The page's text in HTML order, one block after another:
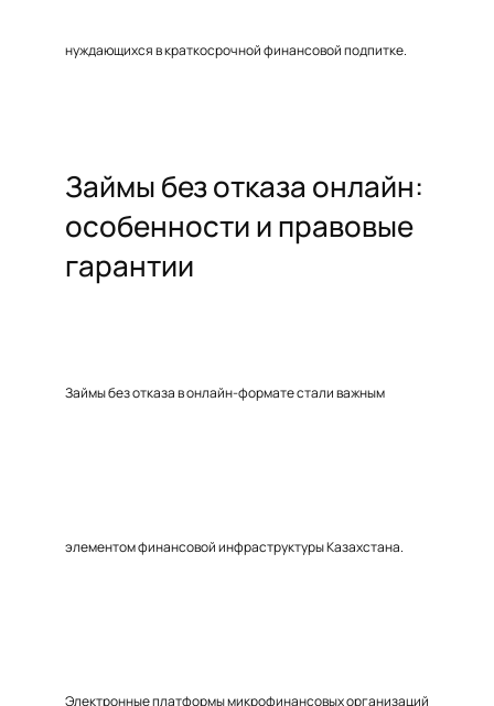
нуждающихся в краткосрочной финансовой подпитке.
Займы без отказа онлайн:
особенности и правовые
гарантии
Займы без отказа в онлайн-формате стали важным
элементом финансовой инфраструктуры Казахстана.
Электронные платформы микрофинансовых организаций